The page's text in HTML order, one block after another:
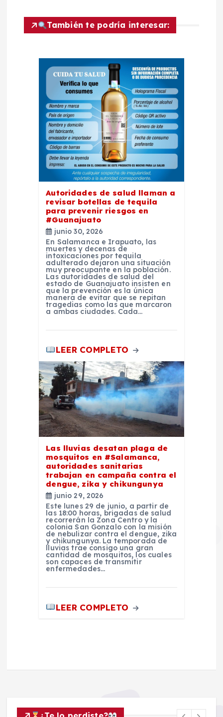
ó
También te podría interesar:
Autoridades de salud llaman a
revisar botellas de tequila
para prevenir riesgos en
#Guanajuato
junio 30, 2026
En Salamanca e Irapuato, las
muertes y decenas de
intoxicaciones por tequila
adulterado dejaron una situación
muy preocupante en la población.
Las autoridades de salud del
estado de Guanajuato insisten en
que la prevención es la única
manera de evitar que se repitan
tragedias como las que marcaron
a ambas ciudades. Cada…
LEER COMPLETO
Las lluvias desatan plaga de
mosquitos en #Salamanca,
autoridades sanitarias
trabajan en campaña contra el
dengue, zika y chikungunya
junio 29, 2026
Este lunes 29 de junio, a partir de
las 18:00 horas, brigadas de salud
recorrerán la Zona Centro y la
colonia San Gonzalo con la misión
de nebulizar contra el dengue, zika
y chikungunya. La temporada de
lluvias trae consigo una gran
cantidad de mosquitos, los cuales
son capaces de transmitir
enfermedades…
LEER COMPLETO